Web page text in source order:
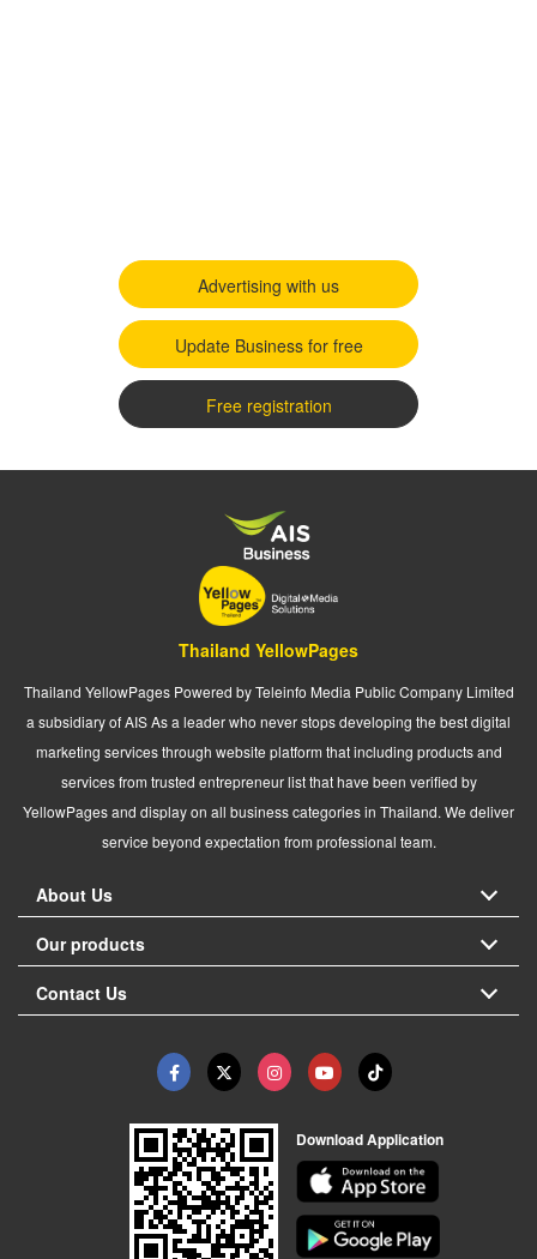
Advertising with us
Update Business for free
Free registration
Thailand YellowPages
Thailand YellowPages Powered by Teleinfo Media Public Company Limited
a subsidiary of AIS As a leader who never stops developing the best digital
marketing services through website platform that including products and
services from trusted entrepreneur list that have been verified by
YellowPages and display on all business categories in Thailand. We deliver
service beyond expectation from professional team.
About Us
Our products
Contact Us
Download Application